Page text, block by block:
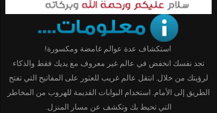
استكشاف عدة عوالم غامضة ومكسورة!
تجد نفسك انخفض في عالم غير معروف مع يديك فقط والذكاء
لرؤيتك من خلال. انتقل عالم غريب للعثور على المفاتيح التي تفتح
الطريق إلى الأمام. استخدام البوابات القديمة للهروب من المخاطر
التي تحيط بك وتكشف عن مسار المنزل.